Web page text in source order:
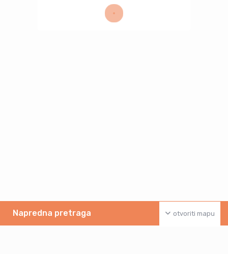
otvoriti mapu
Napredna pretraga